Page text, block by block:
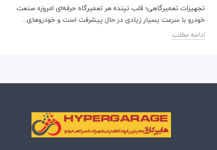
تجهیزات تعمیرگاهی؛ قلب تپنده هر تعمیرگاه حرفه‌ای امروزه صنعت
خودرو با سرعت بسیار زیادی در حال پیشرفت است و خودروهای...
ادامه مطلب